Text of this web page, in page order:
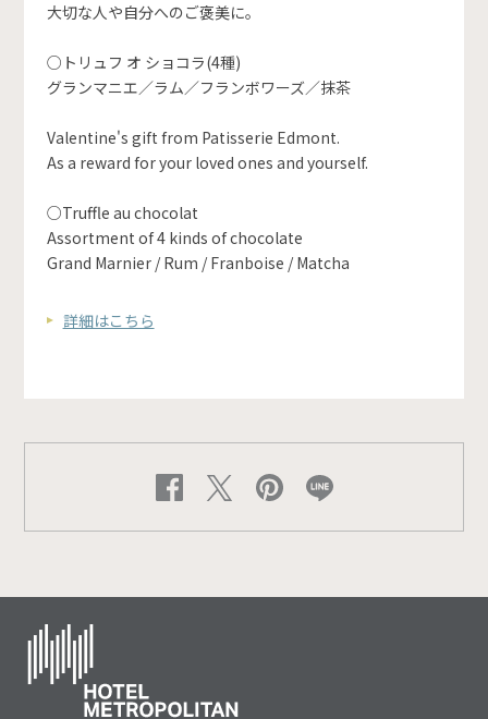
大切な人や自分へのご褒美に。
○トリュフ オ ショコラ(4種)
グランマニエ／ラム／フランボワーズ／抹茶
Valentine's gift from Patisserie Edmont.
As a reward for your loved ones and yourself.
○Truffle au chocolat
Assortment of 4 kinds of chocolate
Grand Marnier / Rum / Franboise / Matcha
詳細はこちら